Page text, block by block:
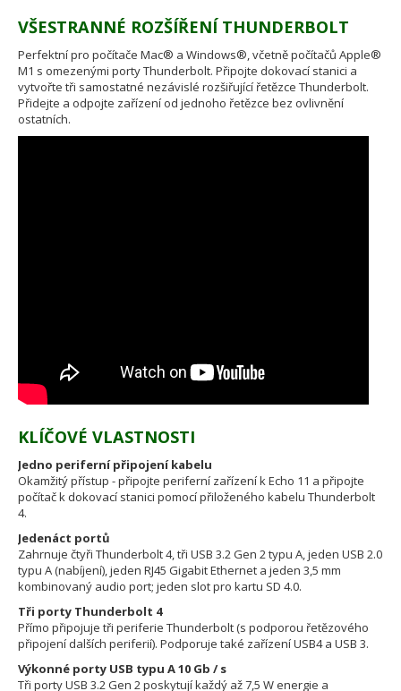
VŠESTRANNÉ ROZŠÍŘENÍ THUNDERBOLT
Perfektní pro počítače Mac® a Windows®, včetně počítačů Apple®
M1 s omezenými porty Thunderbolt. Připojte dokovací stanici a
vytvořte tři samostatné nezávislé rozšiřující řetězce Thunderbolt.
Přidejte a odpojte zařízení od jednoho řetězce bez ovlivnění
ostatních.
KLÍČOVÉ VLASTNOSTI
Jedno periferní připojení kabelu
Okamžitý přístup - připojte periferní zařízení k Echo 11 a připojte
počítač k dokovací stanici pomocí přiloženého kabelu Thunderbolt
4.
Jedenáct portů
Zahrnuje čtyři Thunderbolt 4, tři USB 3.2 Gen 2 typu A, jeden USB 2.0
typu A (nabíjení), jeden RJ45 Gigabit Ethernet a jeden 3,5 mm
kombinovaný audio port; jeden slot pro kartu SD 4.0.
Tři porty Thunderbolt 4
Přímo připojuje tři periferie Thunderbolt (s podporou řetězového
připojení dalších periferií). Podporuje také zařízení USB4 a USB 3.
Výkonné porty USB typu A 10 Gb / s
Tři porty USB 3.2 Gen 2 poskytují každý až 7,5 W energie a